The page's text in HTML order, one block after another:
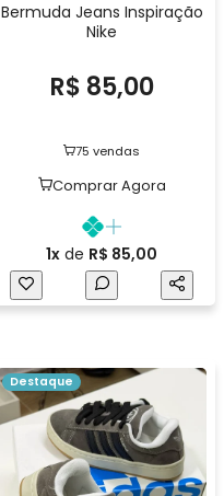
Bermuda Jeans Inspiração
Nike
R$ 85,00
75 vendas
Comprar Agora
1x de R$ 85,00
Destaque